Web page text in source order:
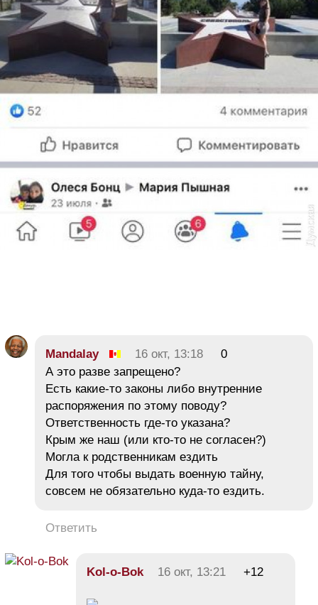
Mandalay 16 окт, 13:18
0
А это разве запрещено?
Есть какие-то законы либо внутренние
распоряжения по этому поводу?
Ответственность где-то указана?
Крым же наш (или кто-то не согласен?)
Могла к родственникам ездить
Для того чтобы выдать военную тайну,
совсем не обязательно куда-то ездить.
Ответить
Kol-o-Bok 16 окт, 13:21 +12